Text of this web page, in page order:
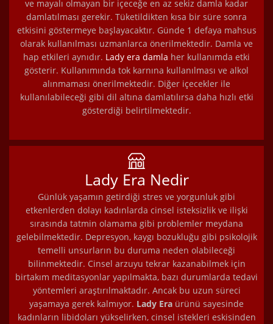
ve mayalı olmayan bir içeceğe en az sekiz damla kadar
damlatılması gerekir. Tüketildikten kısa bir süre sonra
etkisini göstermeye başlayacaktır. Günde 1 defaya mahsus
olarak kullanılması uzmanlarca önerilmektedir. Damla ve
hap etkileri aynıdır. Lady era damla her kullanımda etki
gösterir. Kullanımında tok karnına kullanılması ve alkol
alınmaması önerilmektedir. Diğer içecekler ile
kullanılabileceği gibi dil altına damlatılırsa daha hızlı etki
gösterdiği belirtilmektedir.
Lady Era Nedir
Günlük yaşamın getirdiği stres ve yorgunluk gibi
etkenlerden dolayı kadınlarda cinsel isteksizlik ve ilişki
sırasında tatmin olamama gibi problemler meydana
gelebilmektedir. Depresyon, kaygı bozukluğu gibi psikolojik
temelli unsurların bu duruma neden olabileceği
bilinmektedir. Cinsel arzuyu tekrar kazanabilmek için
birtakım meditasyonlar yapılmakta, bazı durumlarda tedavi
yöntemleri araştırılmaktadır. Ancak bu uzun süreci
yaşamaya gerek kalmıyor. Lady Era ürünü sayesinde
kadınların libidoları yükselirken, cinsel istekleri eskisinden